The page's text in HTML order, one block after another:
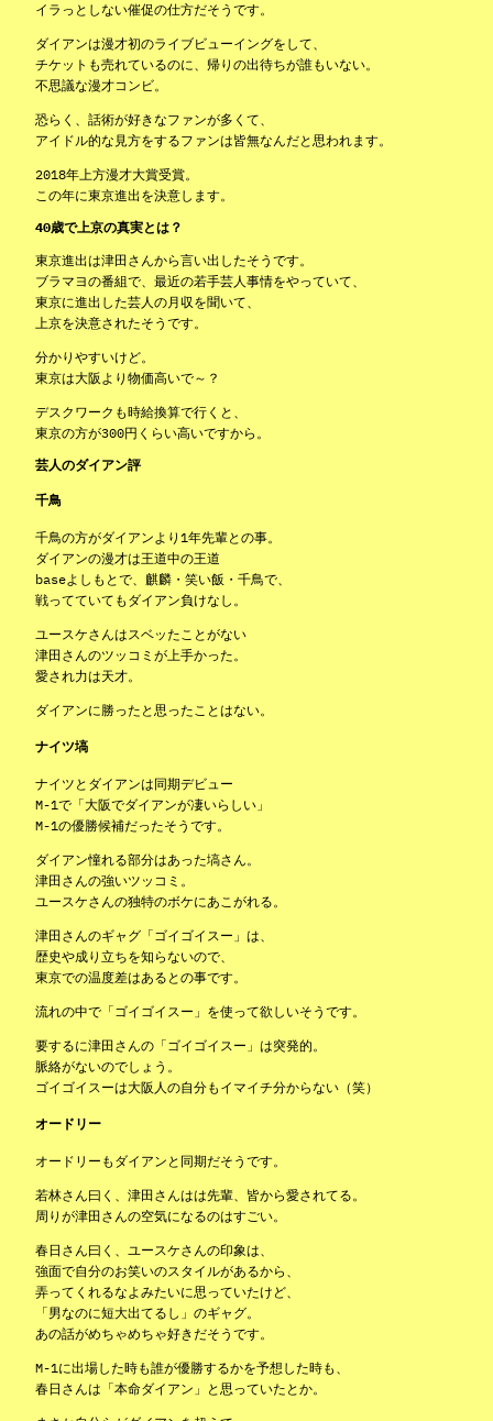
イラっとしない催促の仕方だそうです。
ダイアンは漫才初のライブビューイングをして、
チケットも売れているのに、帰りの出待ちが誰もいない。
不思議な漫才コンビ。
恐らく、話術が好きなファンが多くて、
アイドル的な見方をするファンは皆無なんだと思われます。
2018年上方漫才大賞受賞。
この年に東京進出を決意します。
40歳で上京の真実とは？
東京進出は津田さんから言い出したそうです。
ブラマヨの番組で、最近の若手芸人事情をやっていて、
東京に進出した芸人の月収を聞いて、
上京を決意されたそうです。
分かりやすいけど。
東京は大阪より物価高いで～？
デスクワークも時給換算で行くと、
東京の方が300円くらい高いですから。
芸人のダイアン評
千鳥
千鳥の方がダイアンより1年先輩との事。
ダイアンの漫才は王道中の王道
baseよしもとで、麒麟・笑い飯・千鳥で、
戦ってていてもダイアン負けなし。
ユースケさんはスベッたことがない
津田さんのツッコミが上手かった。
愛され力は天才。
ダイアンに勝ったと思ったことはない。
ナイツ塙
ナイツとダイアンは同期デビュー
M-1で「大阪でダイアンが凄いらしい」
M-1の優勝候補だったそうです。
ダイアン憧れる部分はあった塙さん。
津田さんの強いツッコミ。
ユースケさんの独特のボケにあこがれる。
津田さんのギャグ「ゴイゴイスー」は、
歴史や成り立ちを知らないので、
東京での温度差はあるとの事です。
流れの中で「ゴイゴイスー」を使って欲しいそうです。
要するに津田さんの「ゴイゴイスー」は突発的。
脈絡がないのでしょう。
ゴイゴイスーは大阪人の自分もイマイチ分からない（笑）
オードリー
オードリーもダイアンと同期だそうです。
若林さん曰く、津田さんはは先輩、皆から愛されてる。
周りが津田さんの空気になるのはすごい。
春日さん曰く、ユースケさんの印象は、
強面で自分のお笑いのスタイルがあるから、
弄ってくれるなよみたいに思っていたけど、
「男なのに短大出てるし」のギャグ。
あの話がめちゃめちゃ好きだそうです。
M-1に出場した時も誰が優勝するかを予想した時も、
春日さんは「本命ダイアン」と思っていたとか。